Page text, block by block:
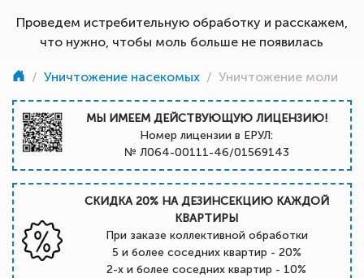
Проведем истребительную обработку и расскажем,
что нужно, чтобы моль больше не появилась
/ Уничтожение насекомых / Уничтожение моли
МЫ ИМЕЕМ ДЕЙСТВУЮЩУЮ ЛИЦЕНЗИЮ!
Номер лицензии в ЕРУЛ:
№ Л064-00111-46/01569143
СКИДКА 20% НА ДЕЗИНСЕКЦИЮ КАЖДОЙ
КВАРТИРЫ
При заказе коллективной обработки
5 и более соседних квартир - 20%
2-х и более соседних квартир - 10%